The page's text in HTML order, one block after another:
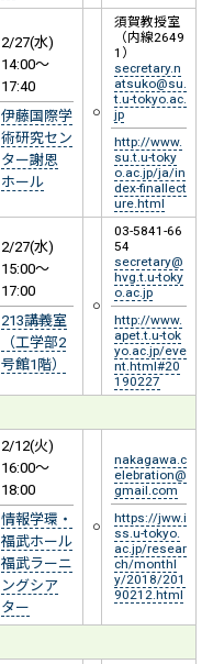
2/27(水)
14:00～
17:40
伊藤国際学
術研究セン
ター謝恩
ホール
○
須賀教授室
（内線2649
1）
secretary.n
atsuko@su.
t.u-tokyo.ac.
jp
http://www.
su.t.u-toky
o.ac.jp/ja/in
dex-finallect
ure.html
2/27(水)
15:00～
17:00
213講義室
（工学部2
号館1階）
○
03-5841-66
54
secretary@
hvg.t.u-toky
o.ac.jp
http://www.
apet.t.u-tok
yo.ac.jp/eve
nt.html#20
190227
2/12(火)
16:00～
18:00
情報学環・
福武ホール
福武ラーニ
ングシア
ター
○
nakagawa.c
elebration@
gmail.com
https://jww.i
ss.u-tokyo.
ac.jp/resear
ch/monthl
y/2018/201
90212.html